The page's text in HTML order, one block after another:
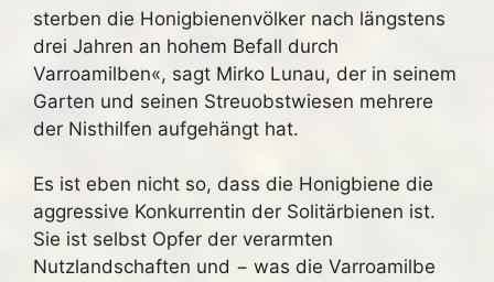
sterben die Honigbienenvölker nach längstens
drei Jahren an hohem Befall durch
Varroamilben«, sagt Mirko Lunau, der in seinem
Garten und seinen Streuobstwiesen mehrere
der Nisthilfen aufgehängt hat.
Es ist eben nicht so, dass die Honigbiene die
aggressive Konkurrentin der Solitärbienen ist.
Sie ist selbst Opfer der verarmten
Nutzlandschaften und − was die Varroamilbe